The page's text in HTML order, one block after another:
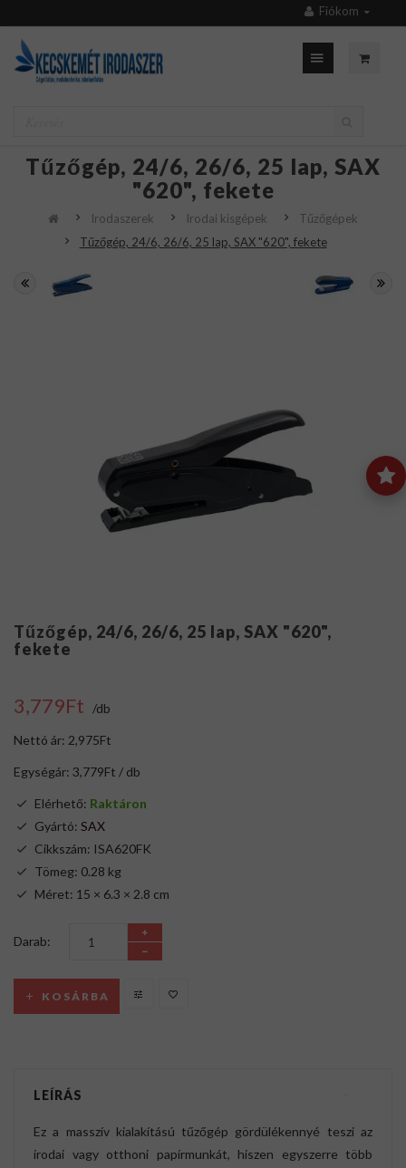
Fiókom
Tűzőgép, 24/6, 26/6, 25 lap, SAX
"620", fekete
Irodaszerek Irodai kisgépek
Tűzőgépek
Tűzőgép, 24/6, 26/6, 25 lap, SAX "620", fekete
Tűzőgép, 24/6, 26/6, 25 lap, SAX "620",
fekete
3,779Ft /db
Nettó ár: 2,975Ft
Egységár: 3,779Ft / db
Elérhető: Raktáron
Gyártó: SAX
Cikkszám: ISA620FK
Tömeg: 0.28 kg
Méret: 15 × 6.3 × 2.8 cm
Darab:
KOSÁRBA
LEÍRÁS
Ez a masszív kialakítású tűzőgép gördülékennyé teszi az
irodai vagy otthoni papírmunkát, hiszen egyszerre több